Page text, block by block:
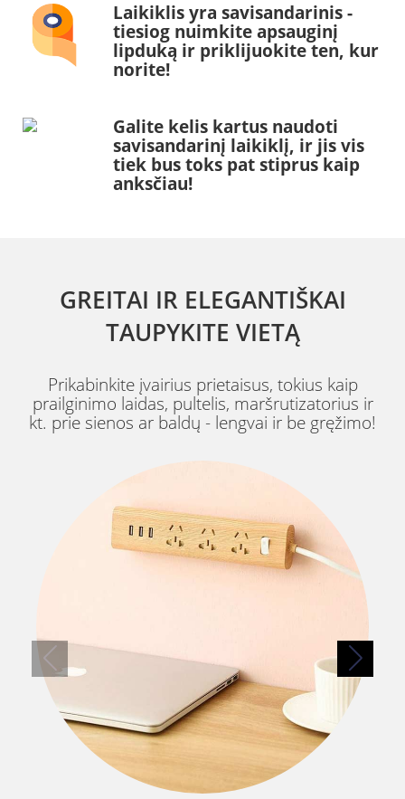
Laikiklis yra savisandarinis -
tiesiog nuimkite apsauginį
lipduką ir priklijuokite ten, kur
norite!
Galite kelis kartus naudoti
savisandarinį laikiklį, ir jis vis
tiek bus toks pat stiprus kaip
anksčiau!
GREITAI IR ELEGANTIŠKAI
TAUPYKITE VIETĄ
Prikabinkite įvairius prietaisus, tokius kaip
prailginimo laidas, pultelis, maršrutizatorius ir
kt. prie sienos ar baldų - lengvai ir be gręžimo!